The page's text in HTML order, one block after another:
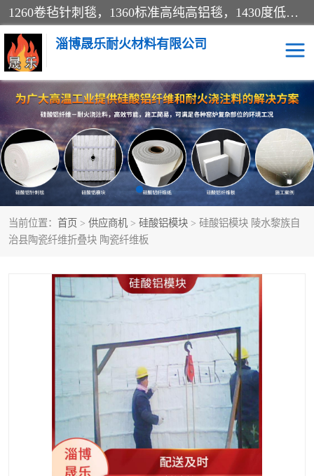
1260卷毡针刺毯，1360标准高纯高铝毯，1430度低锆锆铝含锆毯，普通挡渣棉卷毡，防火纸、挡火板、隔热垫片模块、棉块、折叠块、散棉高温固化剂价格规格密度多少钱图片视频立方平米参数指标
淄博晟乐耐火材料有限公司
当前位置： 首页 > 供应商机 > 硅酸铝模块 > 硅酸铝模块 陵水黎族自
治县陶瓷纤维折叠块 陶瓷纤维板
硅酸铝挡渣棉 硅酸铝纤维纸
硅酸铝挡火板 高铝毯
含锆毯 硅酸铝折叠块
硅酸铝散棉 硅酸铝纤维毯
硅酸铝纤维毡 硅酸铝模块
硅酸铝保温棉 硅酸铝板